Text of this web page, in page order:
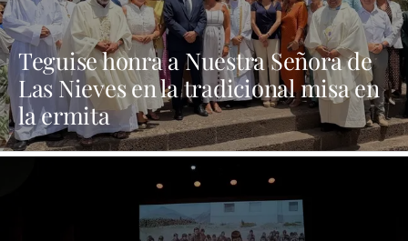
Teguise honra a Nuestra Señora de
Las Nieves en la tradicional misa en
la ermita